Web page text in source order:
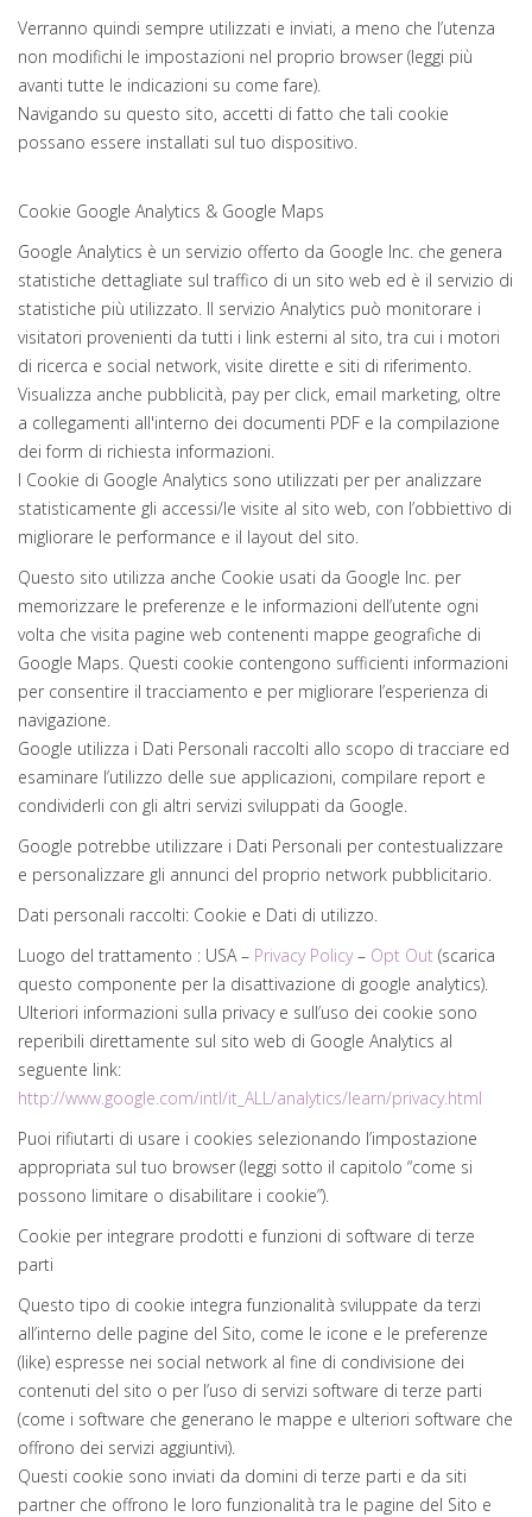
Verranno quindi sempre utilizzati e inviati, a meno che l’utenza
non modifichi le impostazioni nel proprio browser (leggi più
avanti tutte le indicazioni su come fare).
Navigando su questo sito, accetti di fatto che tali cookie
possano essere installati sul tuo dispositivo.
Cookie Google Analytics & Google Maps
Google Analytics è un servizio offerto da Google Inc. che genera
statistiche dettagliate sul traffico di un sito web ed è il servizio di
statistiche più utilizzato. Il servizio Analytics può monitorare i
visitatori provenienti da tutti i link esterni al sito, tra cui i motori
di ricerca e social network, visite dirette e siti di riferimento.
Visualizza anche pubblicità, pay per click, email marketing, oltre
a collegamenti all'interno dei documenti PDF e la compilazione
dei form di richiesta informazioni.
I Cookie di Google Analytics sono utilizzati per per analizzare
statisticamente gli accessi/le visite al sito web, con l’obbiettivo di
migliorare le performance e il layout del sito.
Questo sito utilizza anche Cookie usati da Google Inc. per
memorizzare le preferenze e le informazioni dell’utente ogni
volta che visita pagine web contenenti mappe geografiche di
Google Maps. Questi cookie contengono sufficienti informazioni
per consentire il tracciamento e per migliorare l’esperienza di
navigazione.
Google utilizza i Dati Personali raccolti allo scopo di tracciare ed
esaminare l’utilizzo delle sue applicazioni, compilare report e
condividerli con gli altri servizi sviluppati da Google.
Google potrebbe utilizzare i Dati Personali per contestualizzare
e personalizzare gli annunci del proprio network pubblicitario.
Dati personali raccolti: Cookie e Dati di utilizzo.
Luogo del trattamento : USA – Privacy Policy– Opt Out (scarica
questo componente per la disattivazione di google analytics).
Ulteriori informazioni sulla privacy e sull’uso dei cookie sono
reperibili direttamente sul sito web di Google Analytics al
seguente link:
http://www.google.com/intl/it_ALL/analytics/learn/privacy.html
Puoi rifiutarti di usare i cookies selezionando l’impostazione
appropriata sul tuo browser (leggi sotto il capitolo “come si
possono limitare o disabilitare i cookie”).
Cookie per integrare prodotti e funzioni di software di terze
parti
Questo tipo di cookie integra funzionalità sviluppate da terzi
all’interno delle pagine del Sito, come le icone e le preferenze
(like) espresse nei social network al fine di condivisione dei
contenuti del sito o per l’uso di servizi software di terze parti
(come i software che generano le mappe e ulteriori software che
offrono dei servizi aggiuntivi).
Questi cookie sono inviati da domini di terze parti e da siti
partner che offrono le loro funzionalità tra le pagine del Sito e